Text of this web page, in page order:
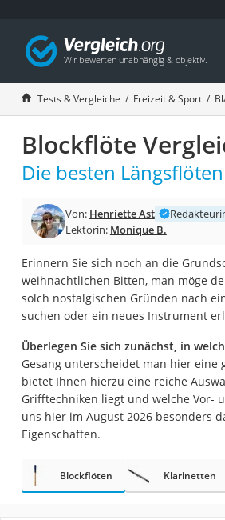
Tests & Vergleiche Freizeit & Sport
Blockflöte
Die besten
Von: Henriette Ast
Lektorin: Monique B.
Erinnern Sie sich noch an die
weihnachtlichen Bitten, man möge
solch nostalgischen Gründen nach
suchen oder ein neues Instrument
Überlegen Sie sich zunächst, in
Gesang unterscheidet man hier eine
bietet Ihnen hierzu eine reiche
Grifftechniken liegt und welche Vor-
uns hier im August 2026 besonders
Eigenschaften.
Blockflöten Klarinetten